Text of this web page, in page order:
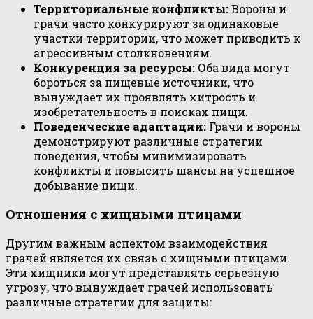
Территориальные конфликты:Вороны и
грачи часто конкурируют за одинаковые
участки территории, что может приводить к
агрессивным столкновениям.
Конкуренция за ресурсы: Оба вида могут
бороться за пищевые источники, что
вынуждает их проявлять хитрость и
изобретательность в поисках пищи.
Поведенческие адаптации: Грачи и вороны
демонстрируют различные стратегии
поведения, чтобы минимизировать
конфликты и повысить шансы на успешное
добывание пищи.
Отношения с хищными птицами
Другим важным аспектом взаимодействия
грачей является их связь с хищными птицами.
Эти хищники могут представлять серьезную
угрозу, что вынуждает грачей использовать
различные стратегии для защиты: